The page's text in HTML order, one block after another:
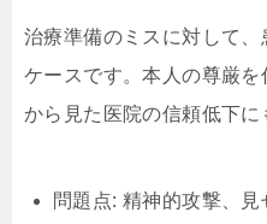
治療準備のミスに対して
ケースです。本人の尊厳
から見た医院の信頼低下に
問題点: 精神的攻撃、見